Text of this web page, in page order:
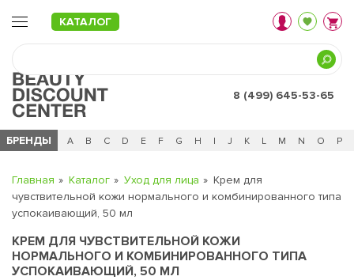
КАТАЛОГ
8 (499) 645-53-65
БРЕНДЫ
Ч 0 - 9 A B C D E F G H I J K L M N O P
Главная Каталог Уход для лица
Крем для
чувствительной кожи нормального и комбинированного типа
успокаивающий, 50 мл
КРЕМ ДЛЯ ЧУВСТВИТЕЛЬНОЙ КОЖИ
НОРМАЛЬНОГО И КОМБИНИРОВАННОГО ТИПА
УСПОКАИВАЮЩИЙ, 50 МЛ